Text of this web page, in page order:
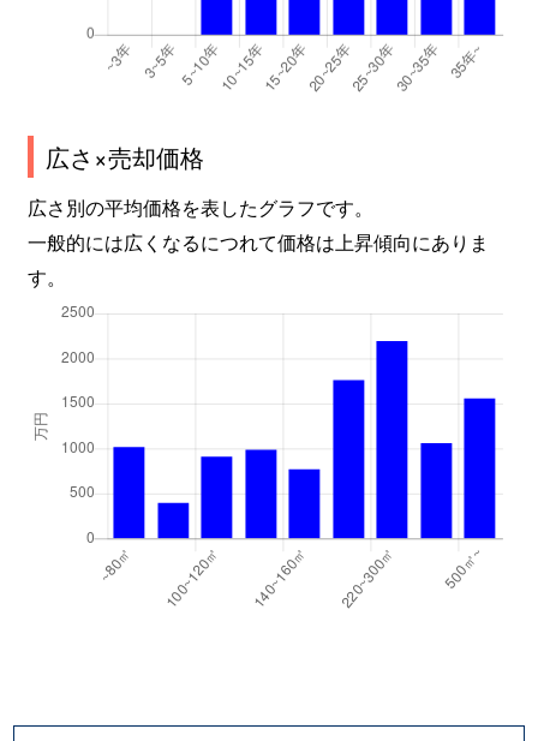
広さ×売却価格
広さ別の平均価格を表したグラフです。
一般的には広くなるにつれて価格は上昇傾向にありま
す。